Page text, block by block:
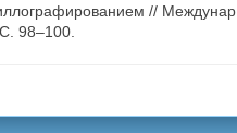
//
98–100.